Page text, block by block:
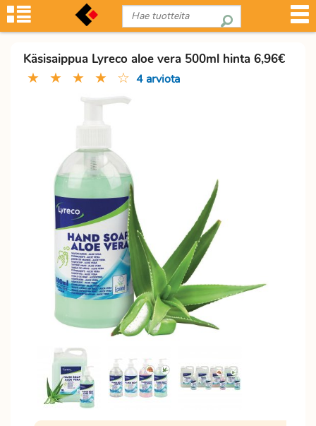
Käsisaippua Lyreco aloe vera 500ml hinta 6,96€
★ ★ ★ ★ ☆ 4 arviota